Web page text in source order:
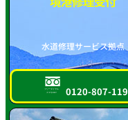
水道修理サービス拠点
フリーダイヤル
スマホOK!! 0120-807-119